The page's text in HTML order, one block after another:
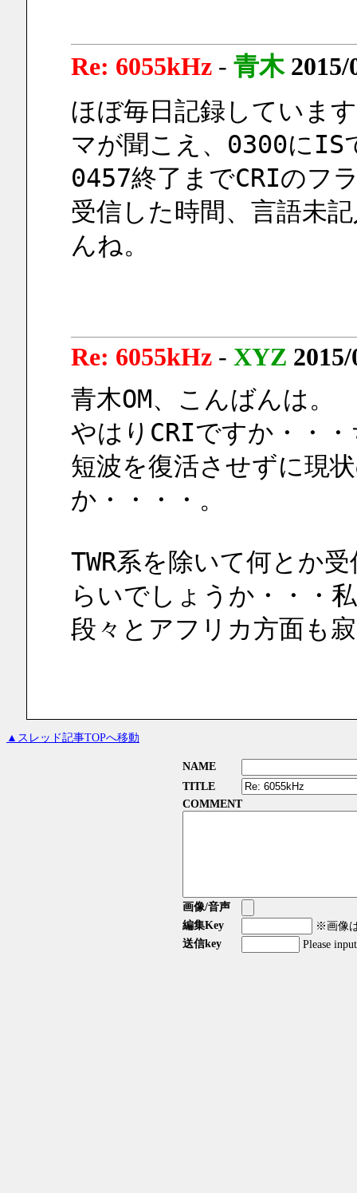
Re: 6055kHz- 青木
ほぼ毎日記録していま
マが聞こえ、0300にIS
0457終了までCRIのフ
受信した時間、言語未
んね。
Re: 6055kHz- XYZ
青木OM、こんばんは。
やはりCRIですか・・
短波を復活させずに現
か・・・・。
TWR系を除いて何とか
らいでしょうか・・・
段々とアフリカ方面も
▲スレッド記事TOPへ移動
NAME
TITLE
COMMENT
画像/音声
編集Key
※画像
送信key
Please